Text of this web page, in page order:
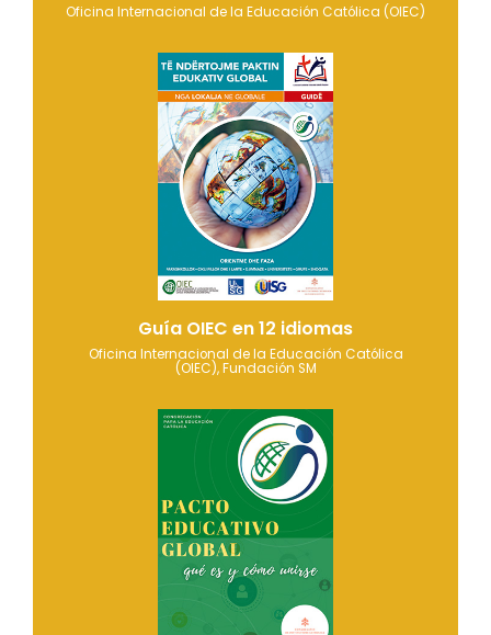
Oficina Internacional de la Educación Católica (OIEC)
Guía OIEC en 12 idiomas
Oficina Internacional de la Educación Católica
(OIEC), Fundación SM